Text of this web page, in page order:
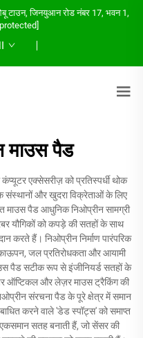
टाउन, जिनयुआन रोड नंबर 17, भवन 1,
माउस पैड
एक्सेसरीज़ को प्रतिस्पर्धी थोक
संस्थानों और खुदरा विक्रेताओं के लिए
माउस पैड आधुनिक निओप्रीन सामग्री
यौगिकों को कपड़े की सतहों के साथ
करते हैं। निओप्रीन निर्माण पारंपरिक
जल प्रतिरोधकता और आयामी
पैड सटीक रूप से इंजीनियर्ड सतहों के
ऑप्टिकल और लेज़र माउस ट्रैकिंग की
संरचना पैड के पूरे क्षेत्र में समान
करने वाले 'डेड स्पॉट्स' को समाप्त
एकसमान सतह बनाती हैं, जो सेंसर की